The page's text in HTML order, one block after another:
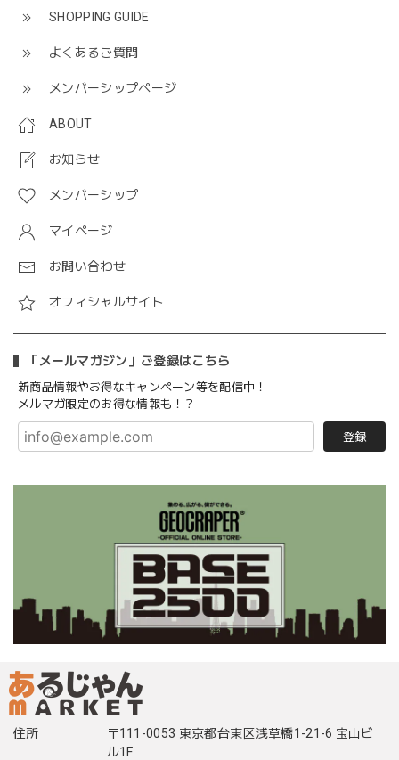
SHOPPING GUIDE
よくあるご質問
メンバーシップページ
ABOUT
お知らせ
メンバーシップ
マイページ
お問い合わせ
オフィシャルサイト
「メールマガジン」ご登録はこちら
新商品情報やお得なキャンペーン等を配信中！
メルマガ限定のお得な情報も！？
登録
住所
〒111-0053 東京都台東区浅草橋1-21-6 宝山ビ
ル1F